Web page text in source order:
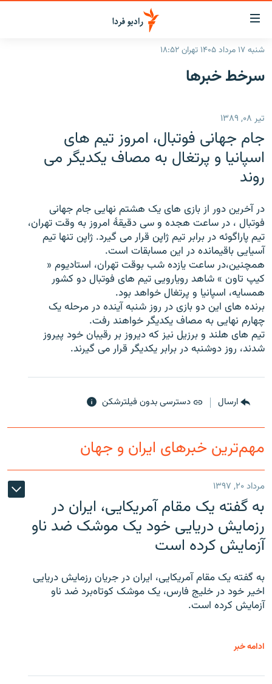
لینک‌های
قابلیت
دسترسی
بازگشت
اصلی
رفتن
صفحه
جستجو
ایران
رادیو
انتخاب کنید و بشنوید
برنامه‌های رادیویی
پادکست
چندرسانه‌ای
گزارش‌های ویدئویی
English
به ما بپیوندید
زبان‌های دیگر
شنبه ۱۷ مرداد ۱۴۰۵ تهران ۱۸:۵۲
سرخط‌ خبرها
تیر ۰۸, ۱۳۸۹
جام جهانی فوتبال، امروز تیم های
اسپانیا و پرتغال به مصاف یکدیگر می
روند
در آخرین دور از بازی های یک هشتم نهایی جام جهانی
فوتبال ، در ساعت هجده و سی دقیقۀ امروز به وقت تهران،
تیم پاراگوئه در برابر تیم ژاپن قرار می گیرد. ژاپن تنها تیم
آسیایی باقیمانده در این مسابقات است.
همچنین،در ساعت یازده شب بوقت تهران، استادیوم «
کیپ تاون » شاهد رویارویی تیم های فوتبال دو کشور
همسایه، اسپانیا و پرتغال خواهد بود.
برنده های این دو بازی در روز شنبه آینده در مرحله یک
چهارم نهایی به مصاف یکدیگر خواهند رفت.
تیم های هلند و برزیل نیز که دیروز بر رقیبان خود پیروز
شدند، روز دوشنبه در برابر یکدیگر قرار می گیرند.
ارسال دسترسی بدون فیلترشکن
مهم‌ترین خبرهای ایران و جهان
مرداد ۲۰, ۱۳۹۷
به گفته یک مقام آمریکایی، ایران در
رزمایش دریایی خود یک موشک ضد ناو
آزمایش کرده است
به گفته یک مقام آمریکایی، ایران در جریان رزمایش دریایی
اخیر خود در خلیج فارس، یک موشک کوتاه‌برد ضد ناو
آزمایش کرده است.
ادامه خبر